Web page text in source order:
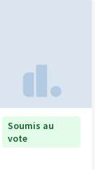
Soumis au
vote